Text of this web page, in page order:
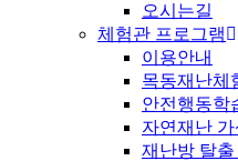
오시는길
체험관 프로그램
이용안내
목동재난체
안전행동학
자연재난
재난방 탈출